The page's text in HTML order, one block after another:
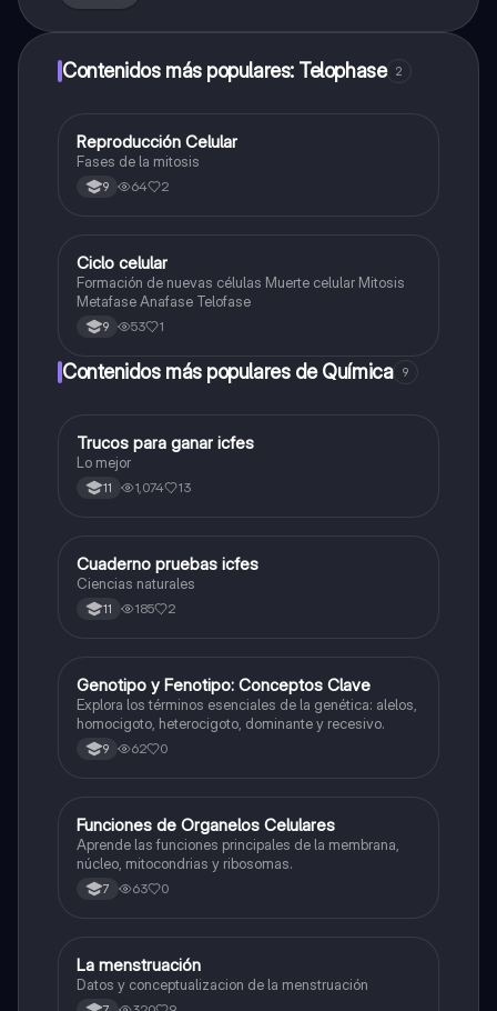
Contenidos más populares: Telophase 2
Biologia
Reproducción Celular
Fases de la mitosis
9 64 2
Biologia
Ciclo celular
Formación de nuevas células Muerte celular Mitosis
Metafase Anafase Telofase
9 53 1
Contenidos más populares de Química 9
Química
Trucos para ganar icfes
Lo mejor
11 1,074 13
Biologia
Cuaderno pruebas icfes
Ciencias naturales
11 185 2
GBiologia
Genotipo y Fenotipo: Conceptos Clave
Explora los términos esenciales de la genética: alelos,
homocigoto, heterocigoto, dominante y recesivo.
9 62 0
FBiologia
Funciones de Organelos Celulares
Aprende las funciones principales de la membrana,
núcleo, mitocondrias y ribosomas.
7 63 0
Biologia
La menstruación
Datos y conceptualizacion de la menstruación